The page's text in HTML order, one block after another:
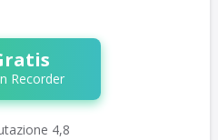
Recorder
4,8